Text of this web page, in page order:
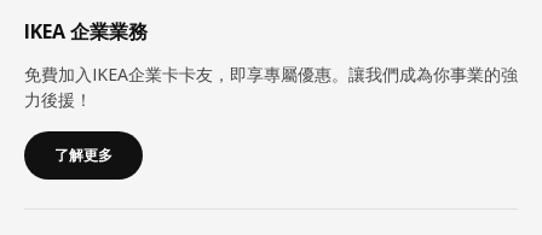
IKEA 企業業務
免費加入IKEA企業卡卡友，即享專屬優惠。讓我們成為你事業的強
力後援！
了解更多